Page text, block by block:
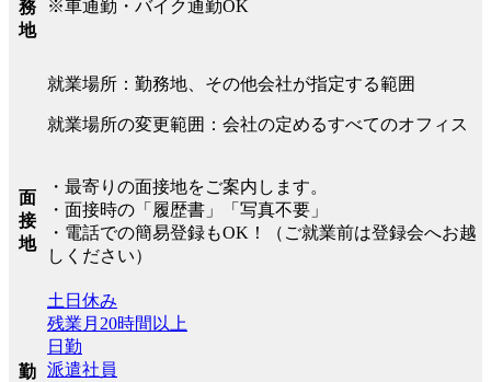
務
地
※車通勤・バイク通勤OK
就業場所：勤務地、その他会社が指定する範囲
就業場所の変更範囲：会社の定めるすべてのオフィス
面
接
地
・最寄りの面接地をご案内します。
・面接時の「履歴書」「写真不要」
・電話での簡易登録もOK！（ご就業前は登録会へお越
しください）
勤
土日休み
残業月20時間以上
日勤
派遣社員